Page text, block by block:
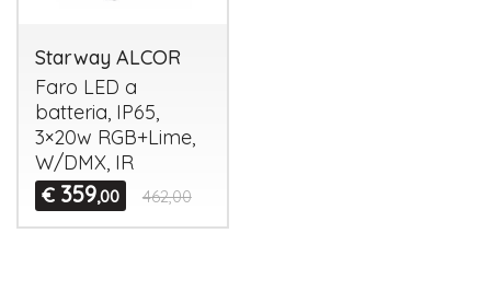
Starway ALCOR
Faro LED a
batteria, IP65,
3×20w RGB+Lime,
W/DMX, IR
€ 359,00 462,00